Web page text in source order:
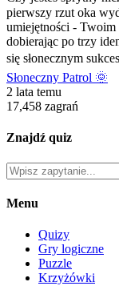
pierwszy rzut oka
umiejętności - Twoim
dobierając po trzy
się słonecznym
Słoneczny Patrol 🌞
2 lata temu
17,458 zagrań
Znajdź quiz
Menu
Quizy
Gry logiczne
Puzzle
Krzyżówki